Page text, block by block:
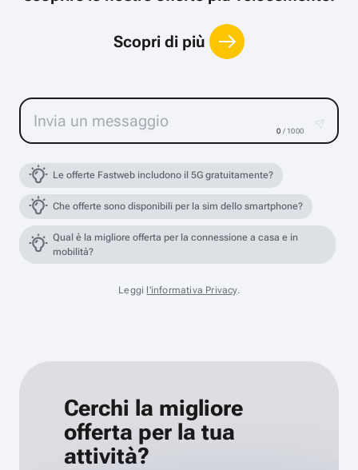
Scopri di più
0 / 1000
Le offerte Fastweb includono il 5G gratuitamente?
Che offerte sono disponibili per la sim dello smartphone?
Qual è la migliore offerta per la connessione a casa e in
mobilità?
Leggi l'informativa Privacy.
Cerchi la migliore
offerta per la tua
attività?